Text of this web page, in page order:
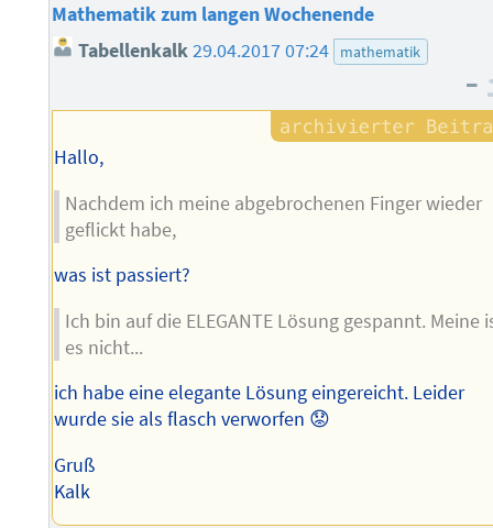
Mathematik zum langen Wochenende
Tabellenkalk29.04.2017 07:24 mathematik
–
Hallo,
Nachdem ich meine abgebrochenen Finger wieder
geflickt habe,
was ist passiert?
Ich bin auf die ELEGANTE Lösung gespannt. Meine
es nicht...
ich habe eine elegante Lösung eingereicht. Leider
wurde sie als flasch verworfen 😟
Gruß
Kalk